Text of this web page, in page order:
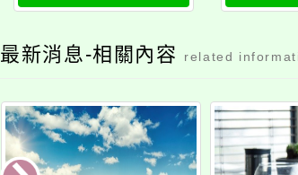
最新消息-相關內容 related